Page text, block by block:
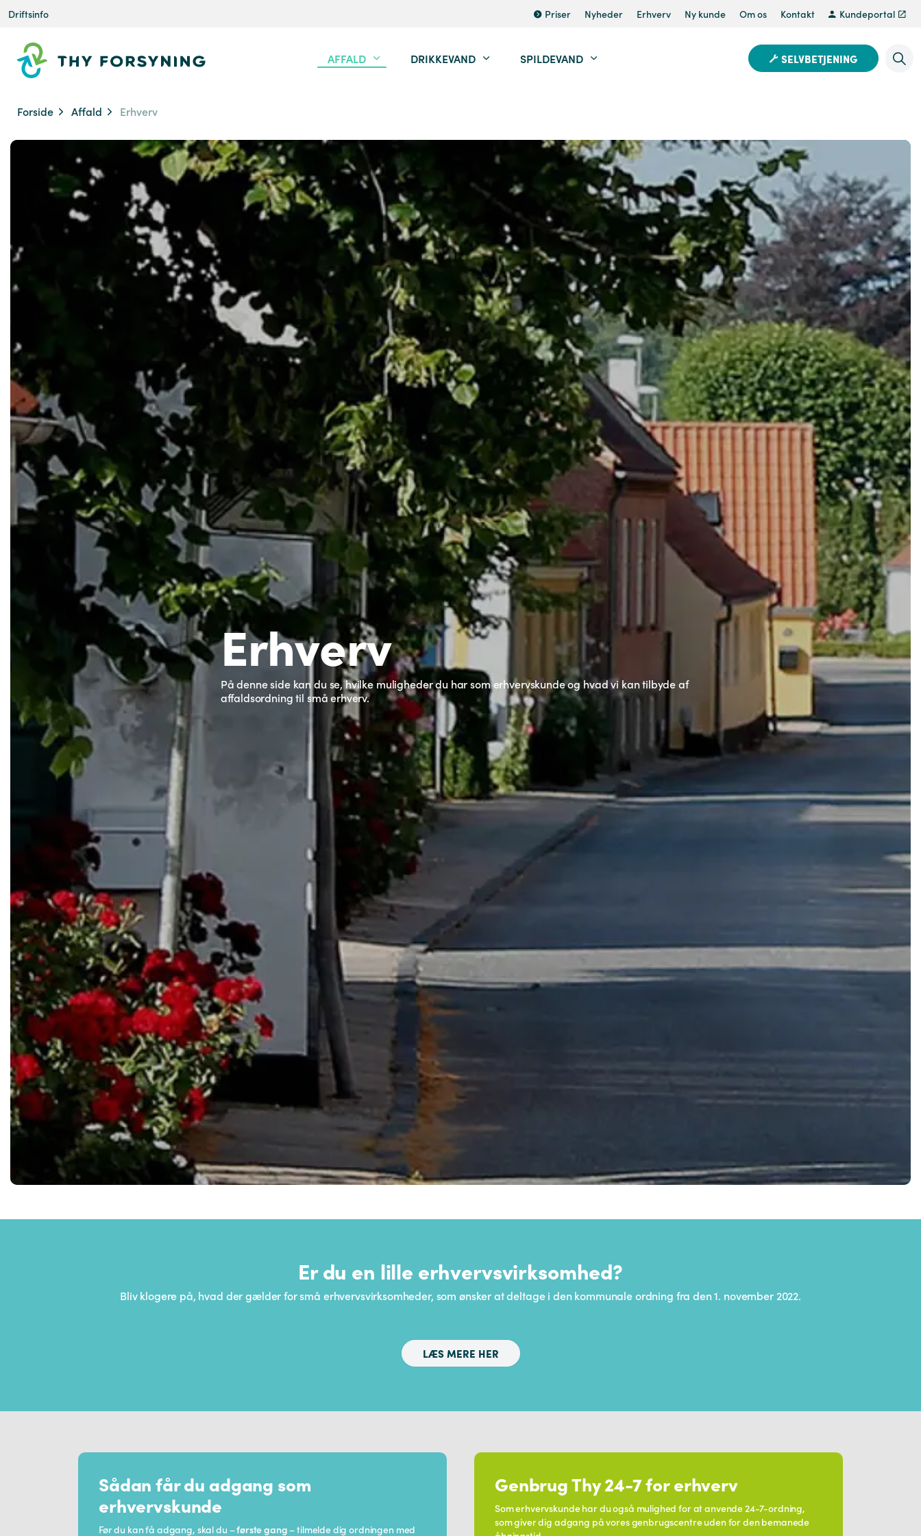
AFFALD DRIKKEVAND SPILDEVAND
Driftsinfo Priser Nyheder Erhverv Ny kunde Om os Kontakt Kundeportal
SELVBETJENING
Forside Affald Erhverv
Erhverv
På denne side kan du se, hvilke muligheder du har som erhvervskunde og hvad vi kan tilbyde af
affaldsordning til små erhverv.
Er du en lille erhvervsvirksomhed?
Bliv klogere på, hvad der gælder for små erhvervsvirksomheder, som ønsker at deltage i den kommunale ordning fra den 1. november 2022.
LÆS MERE HER
Sådan får du adgang som
erhvervskunde
Før du kan få adgang, skal du –første gang – tilmelde dig ordningen med
Genbrug Thy 24-7 for erhverv
Som erhvervskunde har du også mulighed for at anvende 24-7-ordning,
som giver dig adgang på vores genbrugscentre uden for den bemanede